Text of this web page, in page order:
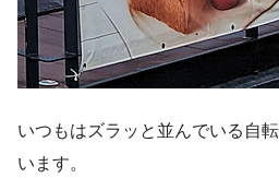
いつもはズラッと並んでいる自
います。